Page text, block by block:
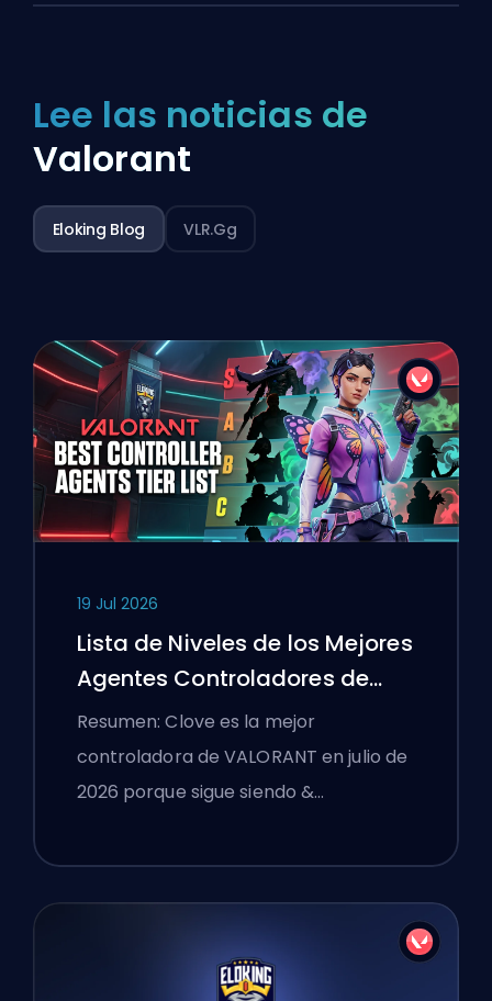
Lee las noticias de
Valorant
Eloking Blog VLR.gg
19 Jul 2026
Lista de Niveles de los Mejores
Agentes Controladores de
VALORANT
Resumen: Clove es la mejor
controladora de VALORANT en julio de
2026 porque sigue siendo &…